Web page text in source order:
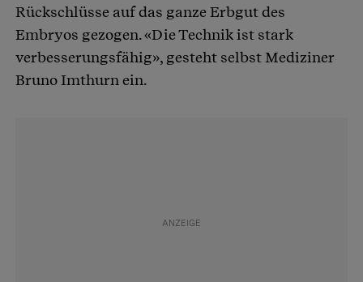
Rückschlüsse auf das ganze Erbgut des
Embryos gezogen. «Die Technik ist stark
verbesserungsfähig», gesteht selbst Mediziner
Bruno Imthurn ein.